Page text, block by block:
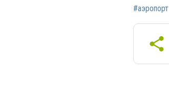
#аэропорт